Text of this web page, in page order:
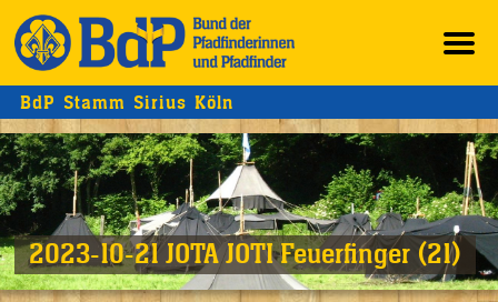
BdP Stamm Sirius Köln
2023-10-21 JOTA JOTI Feuerfinger (21)